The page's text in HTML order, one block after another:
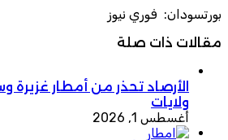
بورتسودان: فوري نيوز
مقالات ذات صلة
ولايات
أغسطس 1, 2026